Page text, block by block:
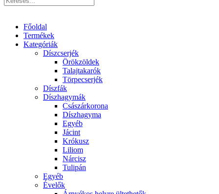
Főoldal
Termékek
Kategóriák
Díszcserjék
Örökzöldek
Talajtakarók
Törpecserjék
Díszfák
Díszhagymák
Császárkorona
Díszhagyma
Egyéb
Jácint
Krókusz
Liliom
Nárcisz
Tulipán
Egyéb
Évelők